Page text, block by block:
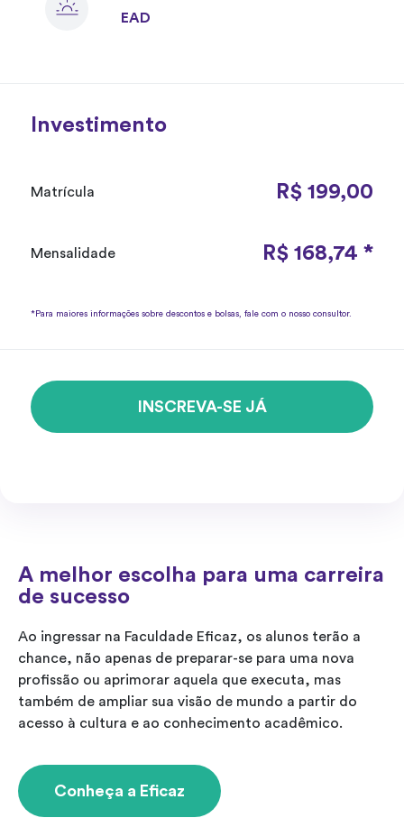
EAD
Investimento
Matrícula R$ 199,00
Mensalidade R$ 168,74 *
*Para maiores informações sobre descontos e bolsas, fale com o nosso consultor.
INSCREVA-SE JÁ
A melhor escolha para uma carreira
de sucesso
Ao ingressar na Faculdade Eficaz, os alunos terão a
chance, não apenas de preparar-se para uma nova
profissão ou aprimorar aquela que executa, mas
também de ampliar sua visão de mundo a partir do
acesso à cultura e ao conhecimento acadêmico.
Conheça a Eficaz